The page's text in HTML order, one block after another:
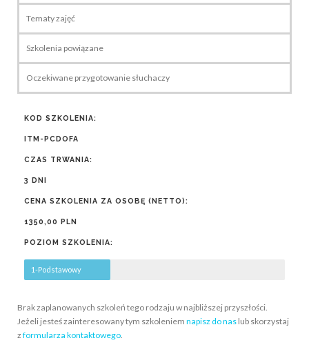
Tematy zajęć
Szkolenia powiązane
Oczekiwane przygotowanie słuchaczy
KOD SZKOLENIA:
ITM-PCDOFA
CZAS TRWANIA:
3 DNI
CENA SZKOLENIA ZA OSOBĘ (NETTO):
1350,00 PLN
POZIOM SZKOLENIA:
1-Podstawowy
Brak zaplanowanych szkoleń tego rodzaju w najbliższej przyszłości.
Jeżeli jesteś zainteresowany tym szkoleniem napisz do nas lub skorzystaj
z formularza kontaktowego